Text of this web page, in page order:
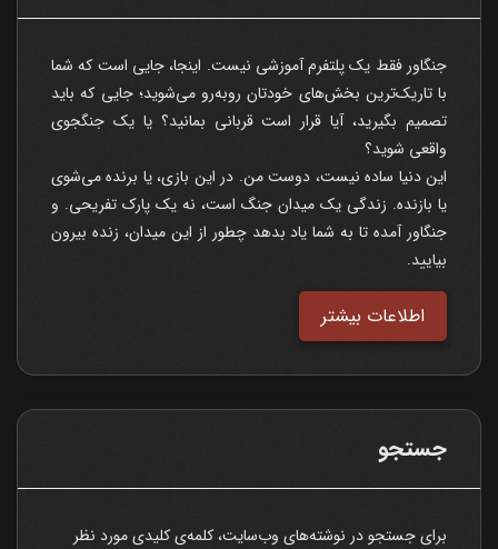
جنگاور فقط یک پلتفرم آموزشی نیست. اینجا، جایی است که شما
با تاریک‌ترین بخش‌های خودتان روبه‌رو می‌شوید؛ جایی که باید
تصمیم بگیرید، آیا قرار است قربانی بمانید؟ یا یک جنگجوی
واقعی شوید؟
این دنیا ساده نیست، دوست من. در این بازی، یا برنده می‌شوی
یا بازنده. زندگی یک میدان جنگ است، نه یک پارک تفریحی. و
جنگاور آمده تا به شما یاد بدهد چطور از این میدان، زنده بیرون
بیایید.
اطلاعات بیشتر
جستجو
برای جستجو در نوشته‌های وب‌سایت، کلمه‌ی کلیدی مورد نظر